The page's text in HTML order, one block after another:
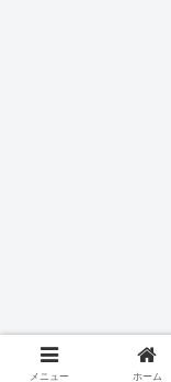
メニュー ホーム